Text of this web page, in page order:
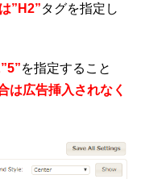
”H2”タグを指定し
を指定すること
は広告挿入されなく